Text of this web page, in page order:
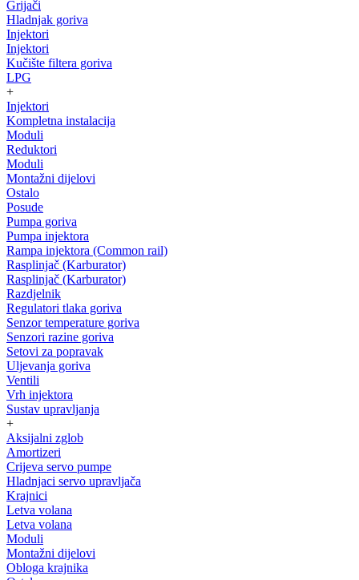
Grijači
Hladnjak goriva
Injektori
Injektori
Kučište filtera goriva
LPG
+
Injektori
Kompletna instalacija
Moduli
Reduktori
Moduli
Montažni dijelovi
Ostalo
Posude
Pumpa goriva
Pumpa injektora
Rampa injektora (Common rail)
Rasplinjač (Karburator)
Rasplinjač (Karburator)
Razdjelnik
Regulatori tlaka goriva
Senzor temperature goriva
Senzori razine goriva
Setovi za popravak
Uljevanja goriva
Ventili
Vrh injektora
Sustav upravljanja
+
Aksijalni zglob
Amortizeri
Crijeva servo pumpe
Hladnjaci servo upravljača
Krajnici
Letva volana
Letva volana
Moduli
Montažni dijelovi
Obloga krajnika